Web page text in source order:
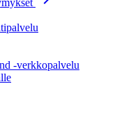
-verkkopalvelu